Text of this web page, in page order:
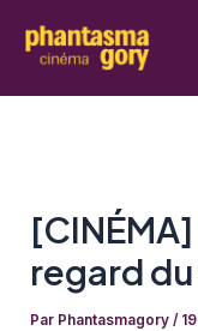
regard
Par Phantasmagory/